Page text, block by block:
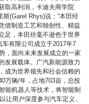
取高利润，卡迪夫商学院
斯(Garel Rhys)说：“本田经
借制造工艺和独创性、精益
，本田丝毫不逊色于世界
有限公司成立于2017年7
，面向未来发展成立的一家
发展载体。广汽新能源致力
成为世界领先和社会信赖的
万辆/年，占地703亩，总投
能机器人等技术，将智能制
让用户深度参与汽车定义、